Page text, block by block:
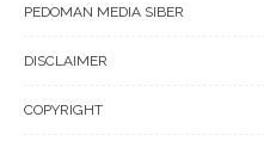
PEDOMAN MEDIA SIBER
DISCLAIMER
COPYRIGHT